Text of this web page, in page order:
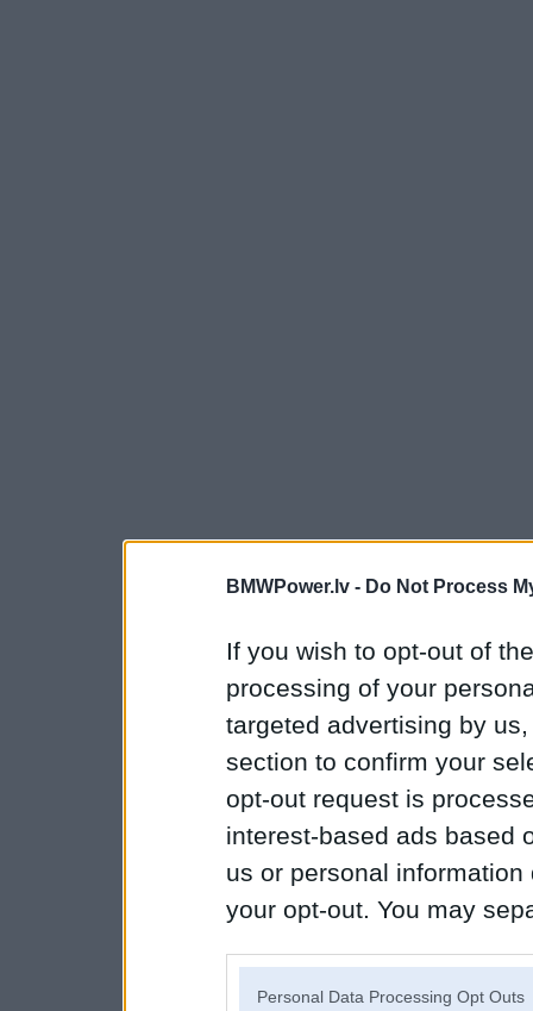
BMWPower.lv - Do Not Process
If you wish to opt-out of
processing of your
targeted advertising by
section to confirm your
opt-out request is
interest-based ads based
us or personal
your opt-out. You may
Personal Data Processing Opt Outs